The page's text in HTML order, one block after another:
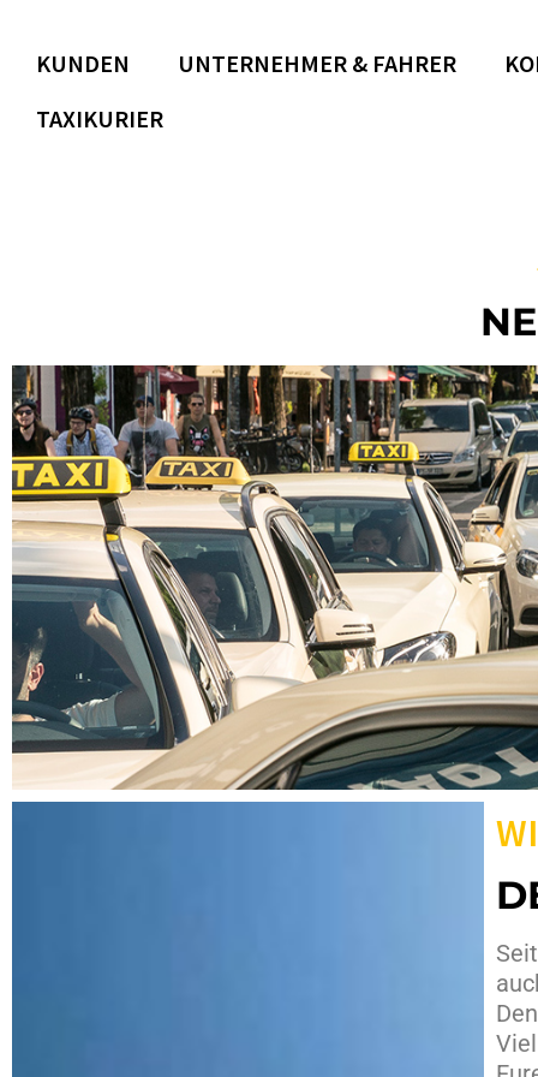
KUNDEN UNTERNEHMER & FAHRER
TAXIKURIER